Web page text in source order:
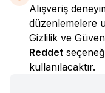
Alışveriş
düzenlemelere
Gizlilik ve
Reddet
kullanılacaktır.